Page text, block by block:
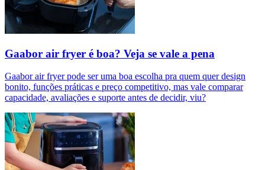
Gaabor air fryer é boa? Veja se vale a pena
Gaabor air fryer pode ser uma boa escolha pra quem quer design
bonito, funções práticas e preço competitivo, mas vale comparar
capacidade, avaliações e suporte antes de decidir, viu?